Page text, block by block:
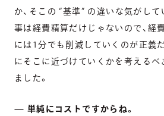
か、そこの “基準” の違いな気がし
事は経費精算だけじゃないので、経
には1分でも削減していくのが正義
にそこに近づけていくかを考えるべ
ました。
— 単純にコストですからね。